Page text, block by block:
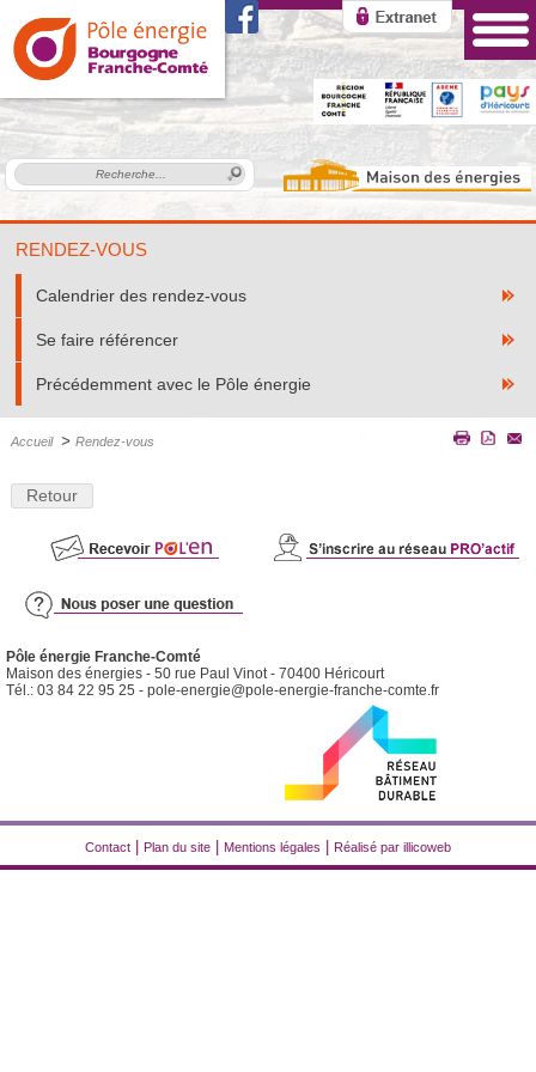
RENDEZ-VOUS
Calendrier des rendez-vous
Se faire référencer
Précédemment avec le Pôle énergie
Accueil > Rendez-vous
Retour
Pôle énergie Franche-Comté
Maison des énergies - 50 rue Paul Vinot - 70400 Héricourt
Tél.: 03 84 22 95 25 - pole-energie@pole-energie-franche-comte.fr
Contact Plan du site Mentions légales Réalisé par illicoweb